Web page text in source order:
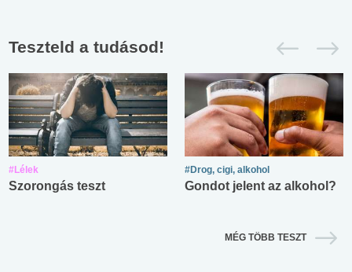
Teszteld a tudásod!
#Lélek
Szorongás teszt
#Drog, cigi, alkohol
Gondot jelent az alkohol?
MÉG TÖBB TESZT